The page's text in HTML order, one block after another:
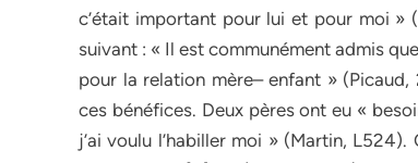
c’était important pour lui et pour moi »
suivant : « Il est communément admis
pour la relation mère– enfant »
ces bénéfices. Deux pères ont eu «
j’ai voulu l’habiller moi » (Martin,